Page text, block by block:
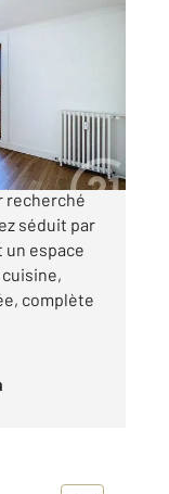
main,
recherché
séduit par
espace
complète